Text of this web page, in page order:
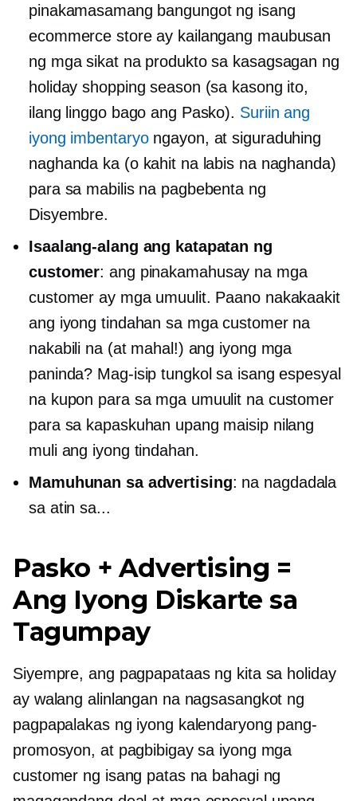
pinakamasamang bangungot ng isang
ecommerce store ay kailangang maubusan
ng mga sikat na produkto sa kasagsagan ng
holiday shopping season (sa kasong ito,
ilang linggo bago ang Pasko). Suriin ang
iyong imbentaryongayon, at siguraduhing
naghanda ka (o kahit na labis na naghanda)
para sa mabilis na pagbebenta ng
Disyembre.
Isaalang-alang ang katapatan ng
customer: ang pinakamahusay na mga
customer ay mga umuulit. Paano nakakaakit
ang iyong tindahan sa mga customer na
nakabili na (at mahal!) ang iyong mga
paninda? Mag-isip tungkol sa isang espesyal
na kupon para sa mga umuulit na customer
para sa kapaskuhan upang maisip nilang
muli ang iyong tindahan.
Mamuhunan sa advertising: na nagdadala
sa atin sa...
Pasko + Advertising =
Ang Iyong Diskarte sa
Tagumpay
Siyempre, ang pagpapataas ng kita sa holiday
ay walang alinlangan na nagsasangkot ng
pagpapalakas ng iyong kalendaryong pang-
promosyon, at pagbibigay sa iyong mga
customer ng isang patas na bahagi ng